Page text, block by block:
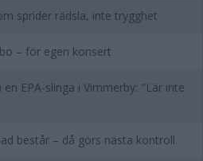
sprider rädsla, inte trygghet
– för egen konsert
EPA-slinga i Vimmerby: "Lär inte
består – då görs nästa kontroll